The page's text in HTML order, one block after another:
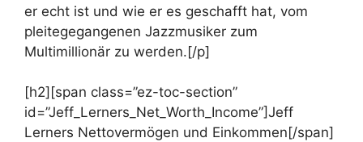
er echt ist und wie er es geschafft hat, vom
pleitegegangenen Jazzmusiker zum
Multimillionär zu werden.[/p]
[h2][span class=”ez-toc-section”
id=”Jeff_Lerners_Net_Worth_Income”]Jeff
Lerners Nettovermögen und Einkommen[/span]